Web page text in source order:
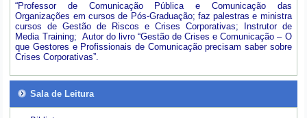
“Professor de Comunicação Pública e Comunicação das
Organizações em cursos de Pós-Graduação; faz palestras e ministra
cursos de Gestão de Riscos e Crises Corporativas; Instrutor de
Media Training; Autor do livro “Gestão de Crises e Comunicação – O
que Gestores e Profissionais de Comunicação precisam saber sobre
Crises Corporativas”.
Sala de Leitura